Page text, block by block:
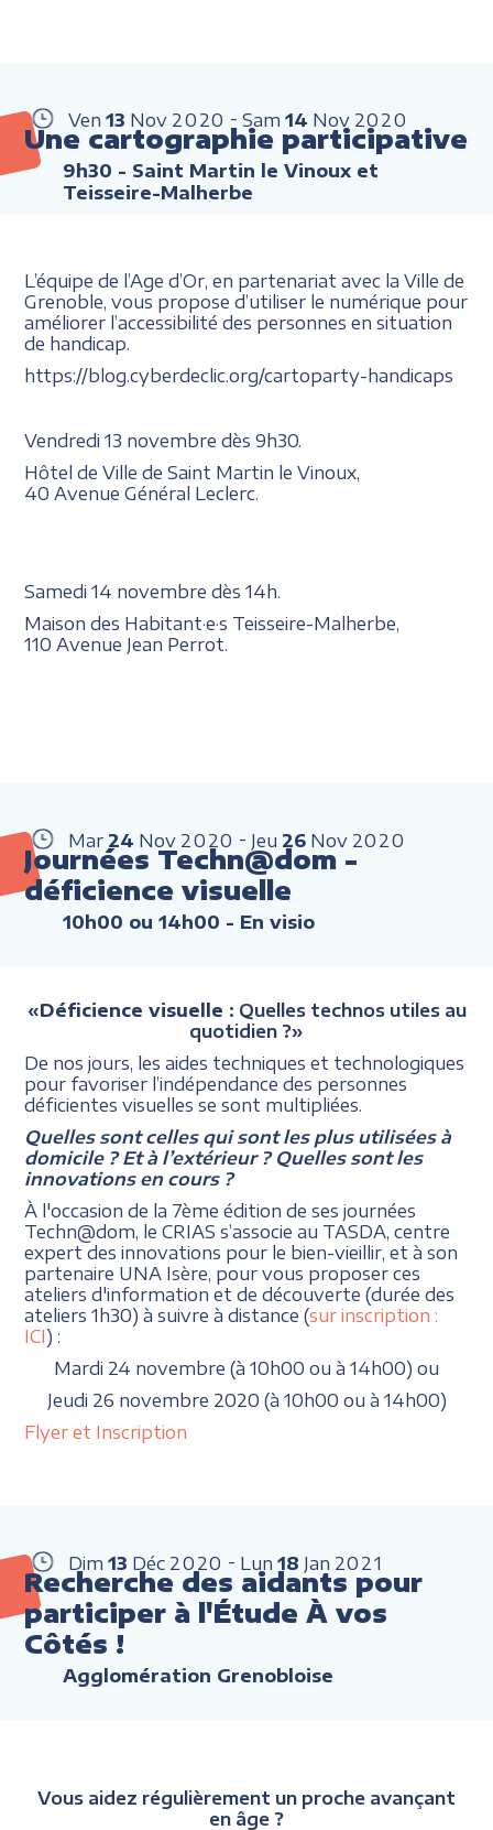
Ven 13 Nov 2020 Sam 14 Nov 2020
Une cartographie participative
9h30 - Saint Martin le Vinoux et
Teisseire-Malherbe
L’équipe de l’Age d’Or, en partenariat avec la Ville de
Grenoble, vous propose d’utiliser le numérique pour
améliorer l’accessibilité des personnes en situation
de handicap.
https://blog.cyberdeclic.org/cartoparty-handicaps
Vendredi 13 novembre dès 9h30.
Hôtel de Ville de Saint Martin le Vinoux,
40 Avenue Général Leclerc.
Samedi 14 novembre dès 14h.
Maison des Habitant·e·s Teisseire-Malherbe,
110 Avenue Jean Perrot.
Mar 24 Nov 2020 Jeu 26 Nov 2020
Journées Techn@dom -
déficience visuelle
10h00 ou 14h00 - En visio
«Déficience visuelle : Quelles technos utiles au
quotidien ?»
De nos jours, les aides techniques et technologiques
pour favoriser l’indépendance des personnes
déficientes visuelles se sont multipliées.
Quelles sont celles qui sont les plus utilisées à
domicile ? Et à l’extérieur ? Quelles sont les
innovations en cours ?
À l'occasion de la 7ème édition de ses journées
Techn@dom, le CRIAS s’associe au TASDA, centre
expert des innovations pour le bien-vieillir, et à son
partenaire UNA Isère, pour vous proposer ces
ateliers d'information et de découverte (durée des
ateliers 1h30) à suivre à distance (sur inscription :
ICI) :
Mardi 24 novembre (à 10h00 ou à 14h00) ou
Jeudi 26 novembre 2020 (à 10h00 ou à 14h00)
Flyer et Inscription
Dim 13 Déc 2020 Lun 18 Jan 2021
Recherche des aidants pour
participer à l'Étude À vos
Côtés !
Agglomération Grenobloise
Vous aidez régulièrement un proche avançant
en âge ?